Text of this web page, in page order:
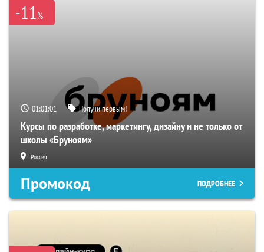
-11%
01:01:00 Получи первым!
Курсы по разработке, маркетингу, дизайну и не только от
школы «Бруноям»
Россия
Промокод ПОДРОБНЕЕ